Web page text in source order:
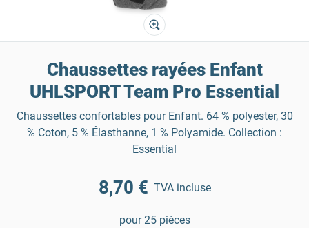
Chaussettes rayées Enfant
UHLSPORT Team Pro Essential
Chaussettes confortables pour Enfant. 64 % polyester, 30
% Coton, 5 % Élasthanne, 1 % Polyamide. Collection :
Essential
8,70 € TVA incluse
pour 25 pièces